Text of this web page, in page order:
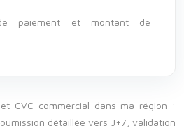
paiement et montant de
CVC commercial dans ma région :
détaillée vers J+7, validation